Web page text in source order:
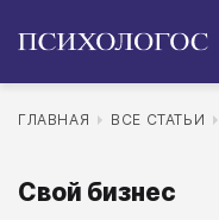
ГЛАВНАЯ ВСЕ СТАТЬИ
Свой бизнес